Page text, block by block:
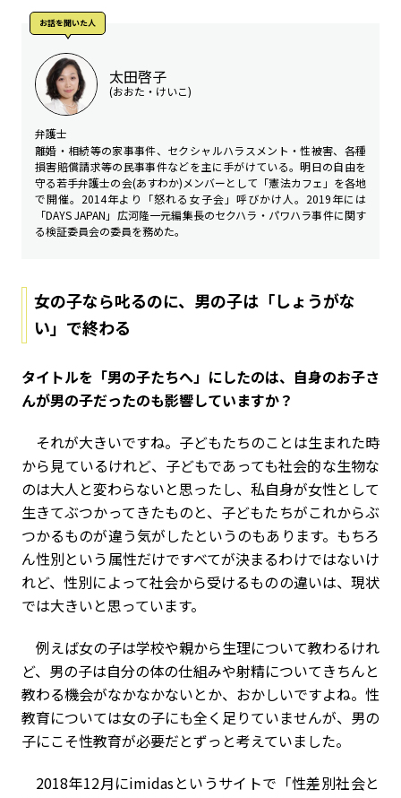
お話を聞いた⼈
太田啓子
(おおた・けいこ)
弁護士
離婚・相続等の家事事件、セクシャルハラスメント・性被害、各種
損害賠償請求等の民事事件などを主に手がけている。明日の自由を
守る若手弁護士の会(あすわか)メンバーとして「憲法カフェ」を各地
で開催。2014年より「怒れる女子会」呼びかけ人。2019年には
「DAYS JAPAN」広河隆一元編集長のセクハラ・パワハラ事件に関す
る検証委員会の委員を務めた。
女の子なら叱るのに、男の子は「しょうがな
い」で終わる
――タイトルを「男の子たちへ」にしたのは、自身のお子さ
んが男の子だったのも影響していますか？
それが大きいですね。子どもたちのことは生まれた時
から見ているけれど、子どもであっても社会的な生物な
のは大人と変わらないと思ったし、私自身が女性として
生きてぶつかってきたものと、子どもたちがこれからぶ
つかるものが違う気がしたというのもあります。もちろ
ん性別という属性だけですべてが決まるわけではないけ
れど、性別によって社会から受けるものの違いは、現状
では大きいと思っています。
例えば女の子は学校や親から生理について教わるけれ
ど、男の子は自分の体の仕組みや射精についてきちんと
教わる機会がなかなかないとか、おかしいですよね。性
教育については女の子にも全く足りていませんが、男の
子にこそ性教育が必要だとずっと考えていました。
2018年12月にimidasというサイトで「性差別社会と